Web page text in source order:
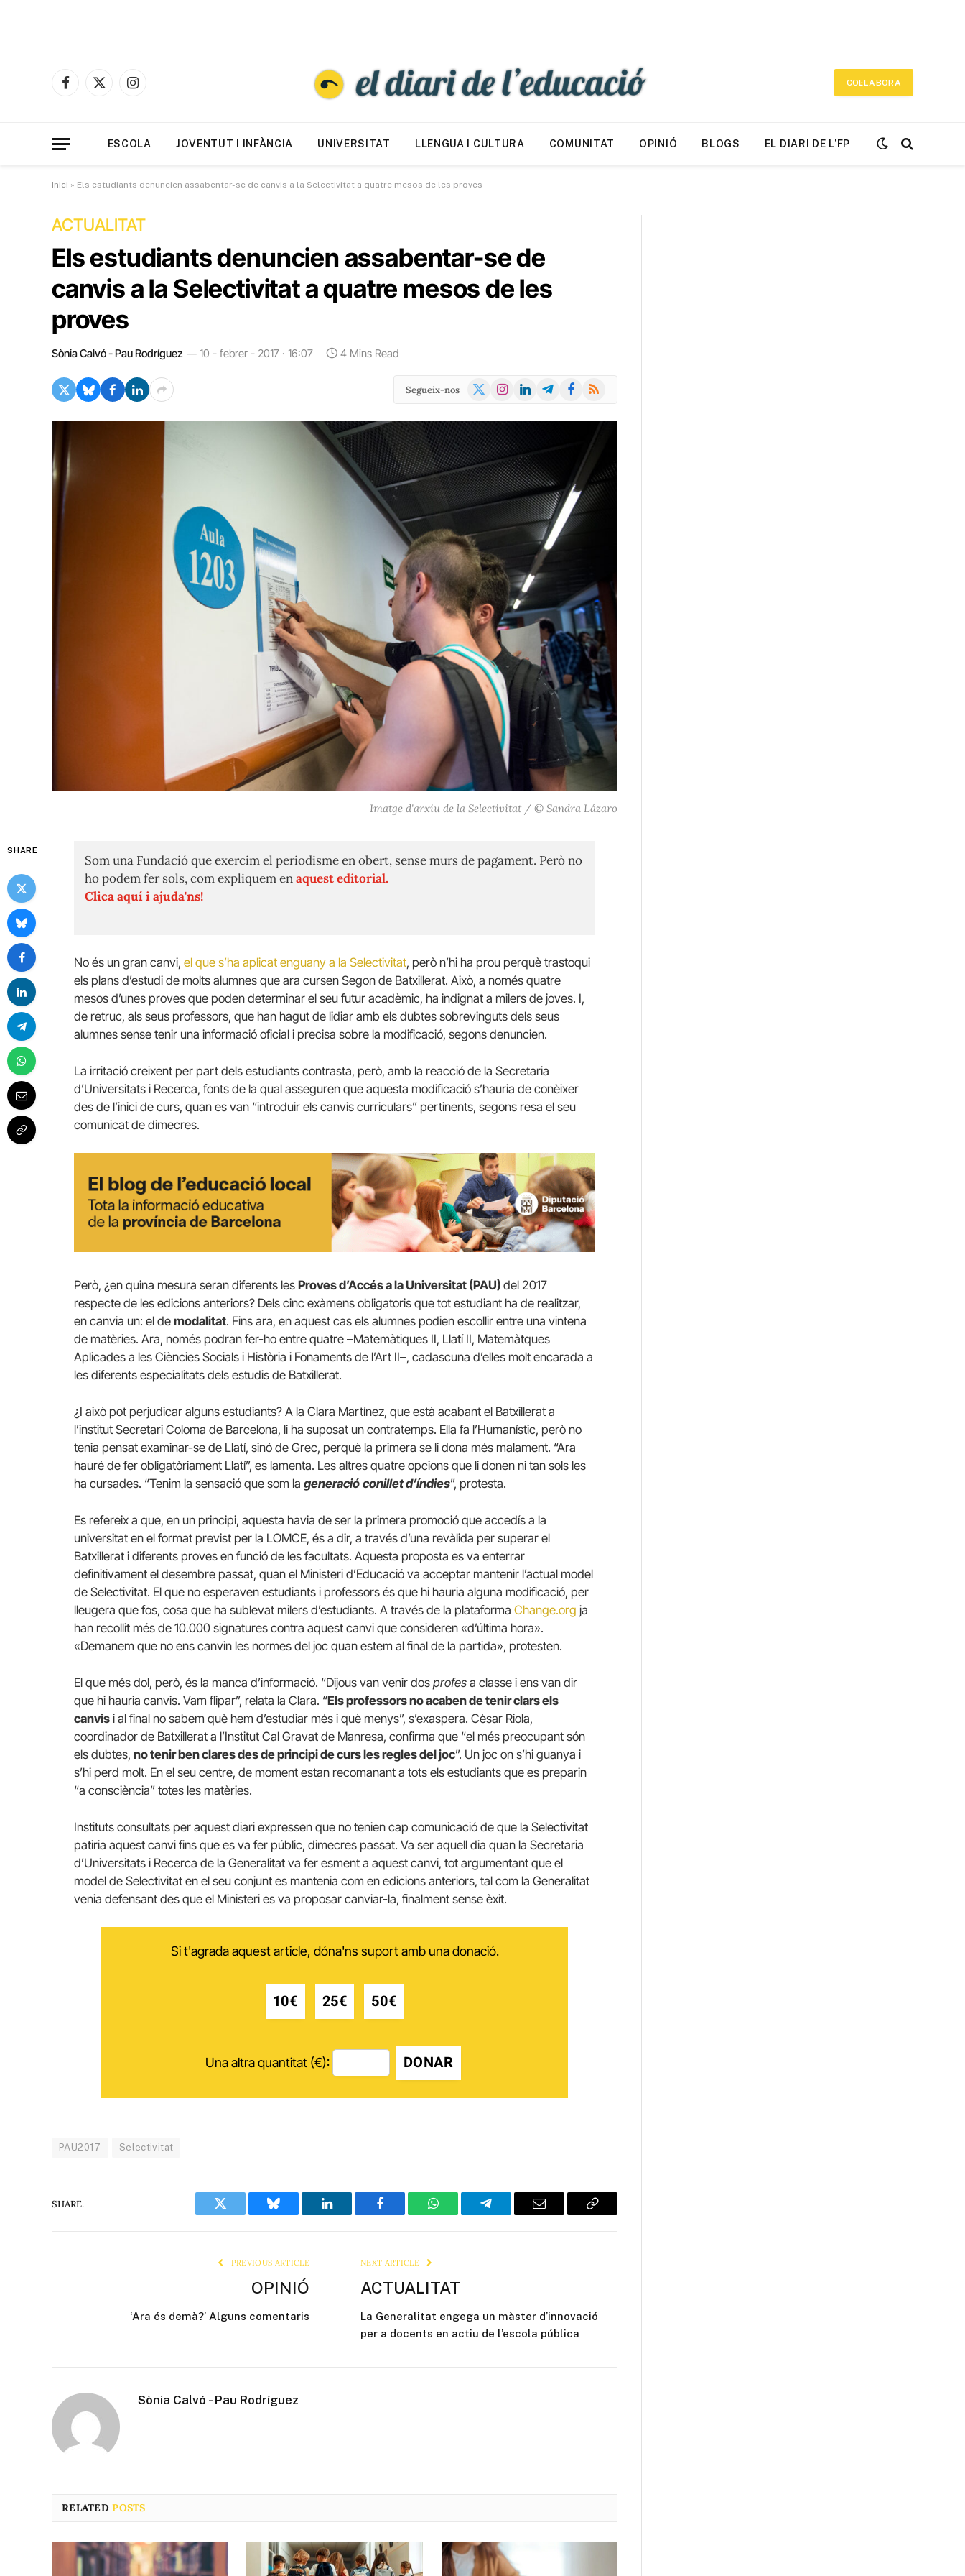
Facebook
X
Instagram
COL·LABORA
ESCOLA JOVENTUT I INFÀNCIA UNIVERSITAT LLENGUA I CULTURA COMUNITAT OPINIÓ BLOGS EL DIARI DE L’FP
Inici » Els estudiants denuncien assabentar-se de canvis a la Selectivitat a quatre mesos de les proves
ACTUALITAT
Els estudiants denuncien assabentar-se de
canvis a la Selectivitat a quatre mesos de les
proves
Sònia Calvó - Pau Rodríguez 10 - febrer - 2017 · 16:07 4 Mins Read
Segueix-nos
X
Instagram
LinkedInTelegramFacebook
RSS
Imatge d'arxiu de la Selectivitat / © Sandra Lázaro
SHARE
Som una Fundació que exercim el periodisme en obert, sense murs de pagament. Però no
ho podem fer sols, com expliquem enaquest editorial.
Clica aquí i ajuda'ns!
No és un gran canvi, el que s’ha aplicat enguany a la Selectivitat, però n’hi ha prou perquè trastoqui
els plans d’estudi de molts alumnes que ara cursen Segon de Batxillerat. Això, a només quatre
mesos d’unes proves que poden determinar el seu futur acadèmic, ha indignat a milers de joves. I,
de retruc, als seus professors, que han hagut de lidiar amb els dubtes sobrevinguts dels seus
alumnes sense tenir una informació oficial i precisa sobre la modificació, segons denuncien.
La irritació creixent per part dels estudiants contrasta, però, amb la reacció de la Secretaria
d’Universitats i Recerca, fonts de la qual asseguren que aquesta modificació s’hauria de conèixer
des de l’inici de curs, quan es van “introduir els canvis curriculars” pertinents, segons resa el seu
comunicat de dimecres.
Però, ¿en quina mesura seran diferents les Proves d’Accés a la Universitat (PAU) del 2017
respecte de les edicions anteriors? Dels cinc exàmens obligatoris que tot estudiant ha de realitzar,
en canvia un: el de modalitat. Fins ara, en aquest cas els alumnes podien escollir entre una vintena
de matèries. Ara, només podran fer-ho entre quatre –Matemàtiques II, Llatí II, Matemàtques
Aplicades a les Ciències Socials i Història i Fonaments de l’Art II–, cadascuna d’elles molt encarada a
les diferents especialitats dels estudis de Batxillerat.
¿I això pot perjudicar alguns estudiants? A la Clara Martínez, que està acabant el Batxillerat a
l’institut Secretari Coloma de Barcelona, li ha suposat un contratemps. Ella fa l’Humanístic, però no
tenia pensat examinar-se de Llatí, sinó de Grec, perquè la primera se li dona més malament. “Ara
hauré de fer obligatòriament Llatí”, es lamenta. Les altres quatre opcions que li donen ni tan sols les
ha cursades. “Tenim la sensació que som la generació conillet d’índies”, protesta.
Es refereix a que, en un principi, aquesta havia de ser la primera promoció que accedís a la
universitat en el format previst per la LOMCE, és a dir, a través d’una revàlida per superar el
Batxillerat i diferents proves en funció de les facultats. Aquesta proposta es va enterrar
definitivament el desembre passat, quan el Ministeri d’Educació va acceptar mantenir l’actual model
de Selectivitat. El que no esperaven estudiants i professors és que hi hauria alguna modificació, per
lleugera que fos, cosa que ha sublevat milers d’estudiants. A través de la plataforma Change.org ja
han recollit més de 10.000 signatures contra aquest canvi que consideren «d’última hora».
«Demanem que no ens canvin les normes del joc quan estem al final de la partida», protesten.
El que més dol, però, és la manca d’informació. “Dijous van venir dos profes a classe i ens van dir
que hi hauria canvis. Vam flipar”, relata la Clara. “Els professors no acaben de tenir clars els
canvis i al final no sabem què hem d’estudiar més i què menys”, s’exaspera. Cèsar Riola,
coordinador de Batxillerat a l’Institut Cal Gravat de Manresa, confirma que “el més preocupant són
els dubtes, no tenir ben clares des de principi de curs les regles del joc”. Un joc on s’hi guanya i
s’hi perd molt. En el seu centre, de moment estan recomanant a tots els estudiants que es preparin
“a consciència” totes les matèries.
Instituts consultats per aquest diari expressen que no tenien cap comunicació de que la Selectivitat
patiria aquest canvi fins que es va fer públic, dimecres passat. Va ser aquell dia quan la Secretaria
d’Universitats i Recerca de la Generalitat va fer esment a aquest canvi, tot argumentant que el
model de Selectivitat en el seu conjunt es mantenia com en edicions anteriors, tal com la Generalitat
venia defensant des que el Ministeri es va proposar canviar-la, finalment sense èxit.
Si t'agrada aquest article, dóna'ns suport amb una donació.
10€ 25€ 50€
Una altra quantitat (€): DONAR
PAU2017 Selectivitat
SHARE.
Twitter Bluesky LinkedIn Facebook WhatsAppTelegram Email
Copy
PREVIOUS ARTICLE
OPINIÓ
‘Ara és demà?’ Alguns comentaris
NEXT ARTICLE
ACTUALITAT
La Generalitat engega un màster d’innovació
per a docents en actiu de l’escola pública
Sònia Calvó - Pau Rodríguez
RELATEDPOSTS